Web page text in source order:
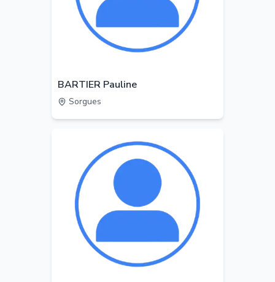
BARTIER Pauline
Sorgues